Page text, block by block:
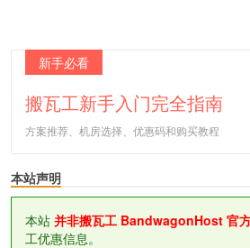
新手必看
搬瓦工新手入门完全指南
方案推荐、机房选择、优惠码和购买教程
本站声明
本站 并非搬瓦工 BandwagonHost 官
工优惠信息。